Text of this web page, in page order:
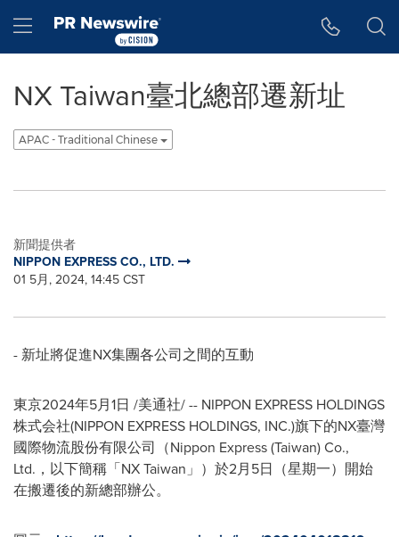
Hamburger menu
NX Taiwan臺北總部遷新址
APAC - Traditional Chinese
新聞提供者
NIPPON EXPRESS CO., LTD.
01 5月, 2024, 14:45 CST
- 新址將促進NX集團各公司之間的互動
東京2024年5月1日 /美通社/ -- NIPPON EXPRESS HOLDINGS
株式会社(NIPPON EXPRESS HOLDINGS, INC.)旗下的NX臺灣
國際物流股份有限公司（Nippon Express (Taiwan) Co.,
Ltd.，以下簡稱「NX Taiwan」）於2月5日（星期一）開始
在搬遷後的新總部辦公。